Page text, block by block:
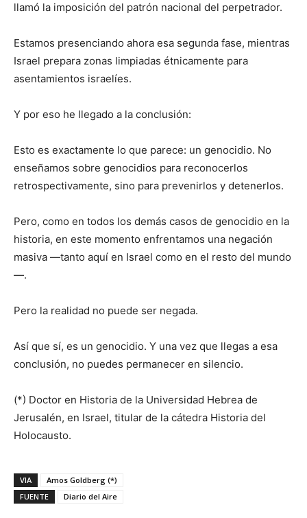
llamó la imposición del patrón nacional del perpetrador.
Estamos presenciando ahora esa segunda fase, mientras
Israel prepara zonas limpiadas étnicamente para
asentamientos israelíes.
Y por eso he llegado a la conclusión:
Esto es exactamente lo que parece: un genocidio. No
enseñamos sobre genocidios para reconocerlos
retrospectivamente, sino para prevenirlos y detenerlos.
Pero, como en todos los demás casos de genocidio en la
historia, en este momento enfrentamos una negación
masiva —tanto aquí en Israel como en el resto del mundo
—.
Pero la realidad no puede ser negada.
Así que sí, es un genocidio. Y una vez que llegas a esa
conclusión, no puedes permanecer en silencio.
(*) Doctor en Historia de la Universidad Hebrea de
Jerusalén, en Israel, titular de la cátedra Historia del
Holocausto.
VIA
Amos Goldberg (*)
FUENTE
Diario del Aire